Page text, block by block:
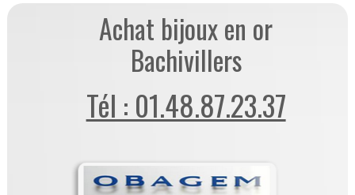
Achat bijoux en or
Bachivillers
Tél : 01.48.87.23.37